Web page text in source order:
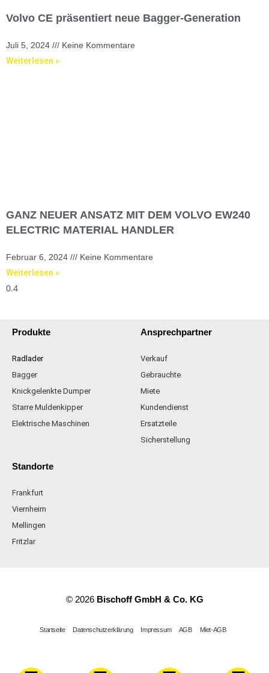
Volvo CE präsentiert neue Bagger-Generation
Juli 5, 2024
Keine Kommentare
Weiterlesen »
GANZ NEUER ANSATZ MIT DEM VOLVO EW240
ELECTRIC MATERIAL HANDLER
Februar 6, 2024
Keine Kommentare
Weiterlesen »
Produkte
Radlader
Bagger
Knickgelenkte Dumper
Starre Muldenkipper
Elektrische Maschinen
Ansprechpartner
Verkauf
Gebrauchte
Miete
Kundendienst
Ersatzteile
Sicherstellung
Standorte
Frankfurt
Viernheim
Mellingen
Fritzlar
© 2026 Bischoff GmbH & Co. KG
Startseite Datenschutzerklärung Impressum AGB Miet-AGB